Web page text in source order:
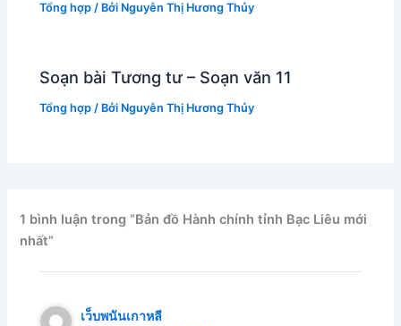
Tổng hợp / Bởi Nguyễn Thị Hương Thủy
Soạn bài Tương tư – Soạn văn 11
Tổng hợp / Bởi Nguyễn Thị Hương Thủy
1 bình luận trong “Bản đồ Hành chính tỉnh Bạc Liêu mới
nhất”
เว็บพนันเกาหลี